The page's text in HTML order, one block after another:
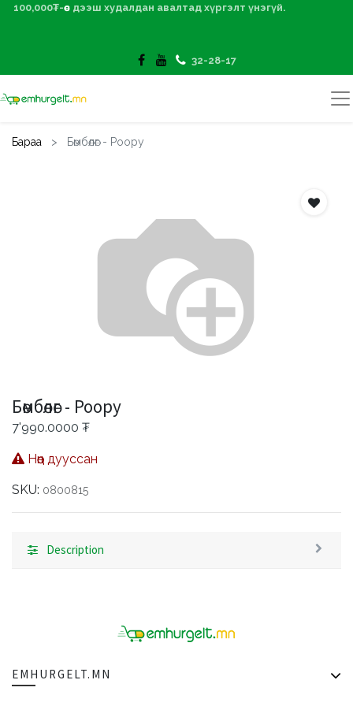
100,000₮-өөс дээш худалдан авалтад хүргэлт үнэгүй.
32-28-17
Бараа Бөмбөлөг - Poopy
Бөмбөлөг - Poopy
7'990.0000 ₮
Нөөц дууссан
SKU: 0800815
Description
EMHURGELT.MN